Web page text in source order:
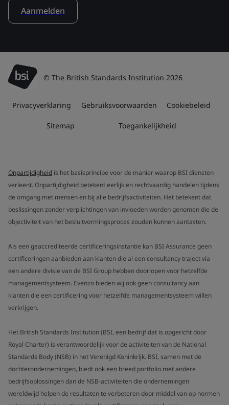
Aanmelden
© The British Standards Institution 2026
Privacyverklaring Gebruiksvoorwaarden Cookiebeleid
Sitemap Toegankelijkheid
Onpartijdigheid is het basisprincipe voor de manier waarop BSI diensten
verleent. Onpartijdigheid betekent eerlijk en rechtvaardig handelen tijdens
de omgang met mensen en bij alle bedrijfsactiviteiten. Het betekent dat
beslissingen zonder verplichtingen van invloeden worden genomen die de
objectiviteit van het besluitvormingsproces zouden kunnen aantasten.
Als een geaccrediteerde certificeringsinstantie kan BSI Assurance geen
certificeringen aanbieden aan klanten die al een consultancy traject via
een andere divisie van de BSI Group hebben doorlopen voor hetzelfde
managementsysteem. Evenzo bieden wij ook geen consultancy aan
klanten die een certificering voor hetzelfde managementsysteem willen
verkrijgen.
Het British Standards Institution (BSI, een bedrijf dat is opgericht door
Royal Charter) is verantwoordelijk voor de activiteiten van de National
Standards Body (NSB) in het Verenigd Koninkrijk. BSI, samen met de
dochterondernemingen, biedt ook een breed portfolio met andere
bedrijfsoplossingen dan de NSB-activiteiten die ondernemingen
wereldwijd helpen de resultaten te verbeteren door middel van op normen